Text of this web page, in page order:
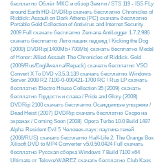
бесплатно Облёт МКС и обзор Земли / STS 119 - ISS FLy
around Earth HD-DVDRip скачать бесплатно Chronicles of
Riddick: Assault on Dark Athena (PC) скачать бесплатно
Portable Gold Collection of Antivirus and Internet Security
2009 Full скачать бесплатно Zemana AntiLogger 1.7.2.986
скачать бесплатно Лето наших надежд / Kicking the Dog
(2009) DVDRip(1400Mb+700Mb) скачать бесплатно Medal
of Honor: Allied Assault The Chronicles of Riddick. Gold
(2009/Rus/Eng/Акелла/Repack) скачать бесплатно VSO
Convert X To DVD v3.5.3.139 скачать бесплатно Windows
Server 2008 R2 7100-0-090421-1700 RC / Rus LP скачать
бесплатно Electro House Collection 35 (2009) скачать
бесплатно Гордость и слава / Pride and Glory (2008)
DVDRip 2100 скачать бесплатно Осажденные упырями /
Dead Heist (2007) DVDRip скачать бесплатно Скоро на
экранах / Coming Soon (2008) Opera Turbo 10.0 Build 1497
Alpha Resident Evil 5 Человек-паук: паутина теней
(2008/RUS) скачать бесплатно Half-Life 2: The Orange Box
Xilisoft DVD to MP4 Converter v5.0.50.0424 Full скачать
бесплатно Русcкая сборка Windows 7 Build 7100 x64
Ultimate от TelovozWAREZ скачать бесплатно Club Kaos